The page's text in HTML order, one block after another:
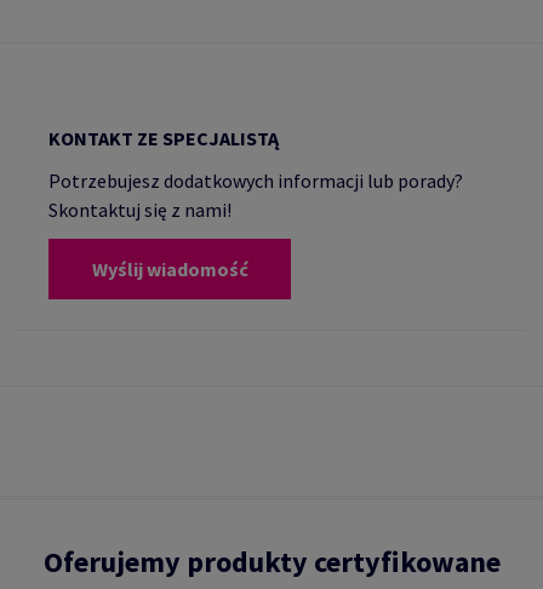
KONTAKT ZE SPECJALISTĄ
Potrzebujesz dodatkowych informacji lub porady?
Skontaktuj się z nami!
Wyślij wiadomość
Oferujemy produkty certyfikowane